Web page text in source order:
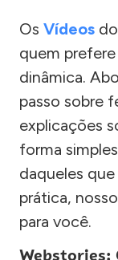
Os Vídeos
quem
dinâmica.
passo sobre
explicações
forma
daqueles
prática,
para você.
Webstories: